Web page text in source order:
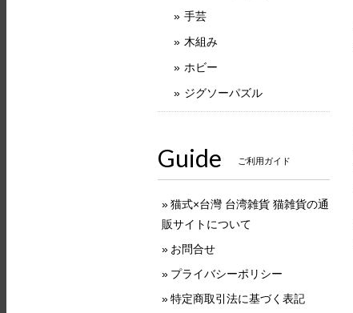
手芸
木組み
ホビー
ジグソーパズル
Guide ご利用ガイド
猫式×台灣 台湾雑貨 猫雑貨の通
販サイトについて
お問合せ
プライバシーポリシー
特定商取引法に基づく表記